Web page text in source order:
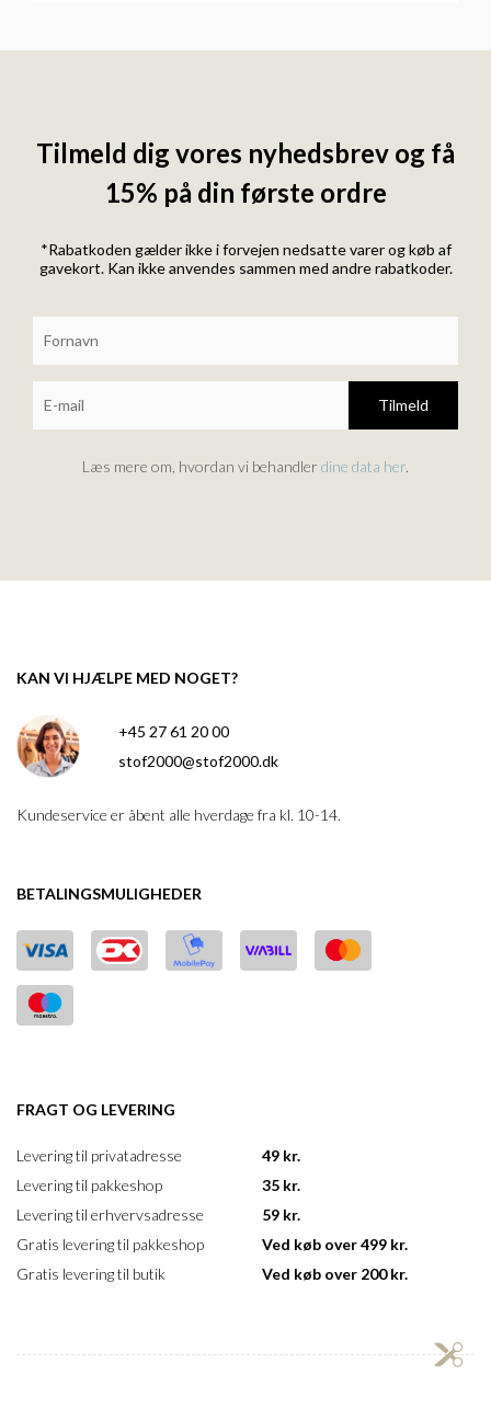
Tilmeld dig vores nyhedsbrev og få
15% på din første ordre
*Rabatkoden gælder ikke i forvejen nedsatte varer og køb af
gavekort. Kan ikke anvendes sammen med andre rabatkoder.
Tilmeld
Læs mere om, hvordan vi behandler dine data her.
KAN VI HJÆLPE MED NOGET?
+45 27 61 20 00
stof2000@stof2000.dk
Kundeservice er åbent alle hverdage fra kl. 10-14.
BETALINGSMULIGHEDER
FRAGT OG LEVERING
Levering til privatadresse
Levering til pakkeshop
Levering til erhvervsadresse
Gratis levering til pakkeshop
Gratis levering til butik
49 kr.
35 kr.
59 kr.
Ved køb over 499 kr.
Ved køb over 200 kr.